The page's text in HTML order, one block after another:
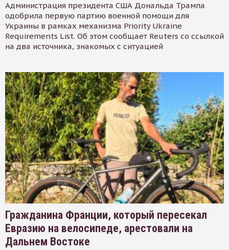
Администрация президента США Дональда Трампа
одобрила первую партию военной помощи для
Украины в рамках механизма Priority Ukraine
Requirements List. Об этом сообщает Reuters со ссылкой
на два источника, знакомых с ситуацией
Гражданина Франции, который пересекал
Евразию на велосипеде, арестовали на
Дальнем Востоке